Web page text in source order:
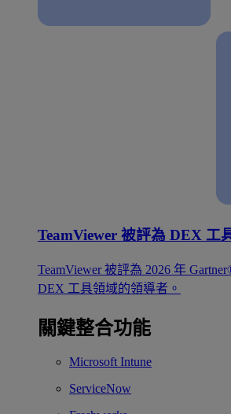
TeamViewer 被評為 DEX 工
TeamViewer 被評為 2026 年
DEX 工具領域的領導者。
關鍵整合功能
Microsoft Intune
ServiceNow